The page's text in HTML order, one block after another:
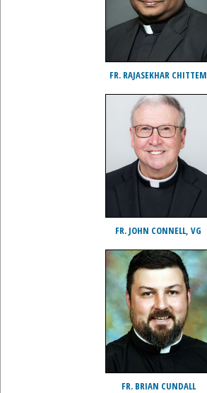
FR. RAJASEKHAR CHITTEM
FR. JOHN CONNELL, VG
FR. BRIAN CUNDALL